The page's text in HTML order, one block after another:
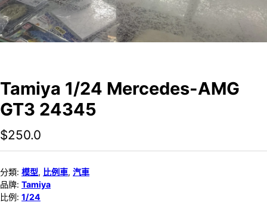
Tamiya 1/24 Mercedes-AMG
GT3 24345
$250.0
分類: 模型, 比例車, 汽車
品牌: Tamiya
比例: 1/24